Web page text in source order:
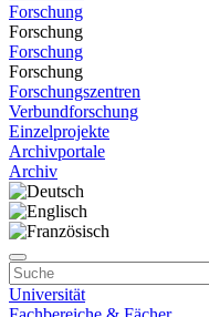
Forschung
Forschung
Forschung
Forschung
Forschungszentren
Verbundforschung
Einzelprojekte
Archivportale
Archiv
Universität